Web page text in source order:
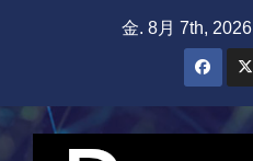
金. 8月 7th, 2026